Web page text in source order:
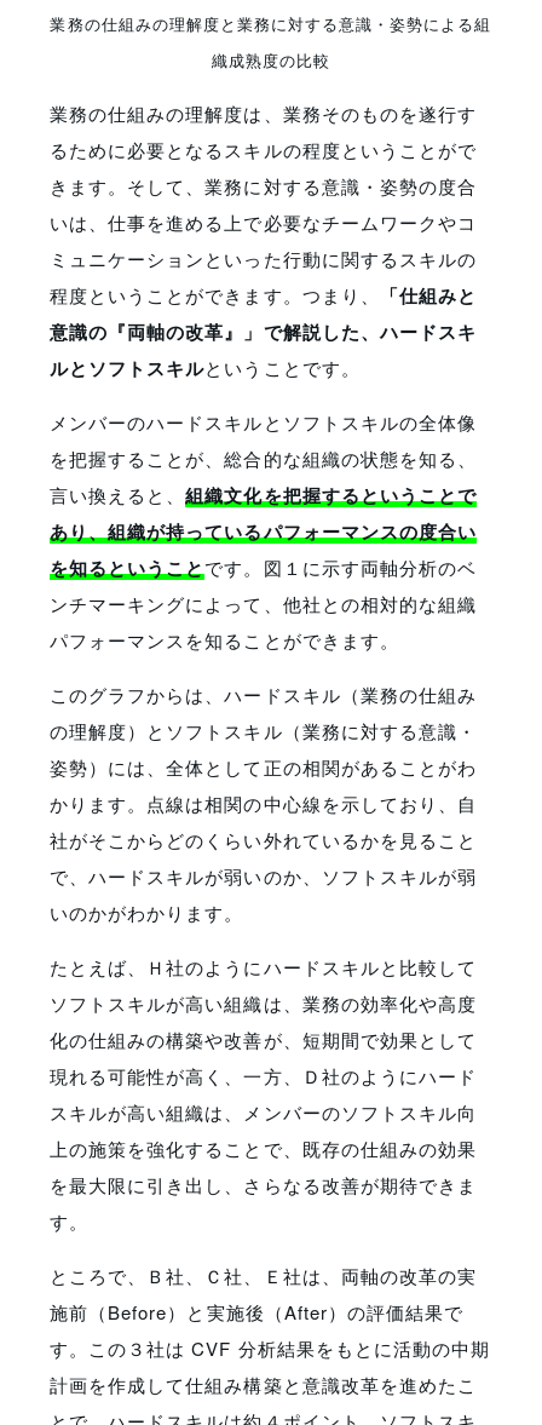
業務の仕組みの理解度と業務に対する意識・姿勢による組
織成熟度の比較
業務の仕組みの理解度は、業務そのものを遂行す
るために必要となるスキルの程度ということがで
きます。そして、業務に対する意識・姿勢の度合
いは、仕事を進める上で必要なチームワークやコ
ミュニケーションといった行動に関するスキルの
程度ということができます。つまり、
「仕組みと
意識の『両軸の改革』」で解説した、ハードスキ
ルとソフトスキルということです。
メンバーのハードスキルとソフトスキルの全体像
を把握することが、総合的な組織の状態を知る、
言い換えると、組織文化を把握するということで
あり、組織が持っているパフォーマンスの度合い
を知るということです。図１に示す両軸分析のベ
ンチマーキングによって、他社との相対的な組織
パフォーマンスを知ることができます。
このグラフからは、ハードスキル（業務の仕組み
の理解度）とソフトスキル（業務に対する意識・
姿勢）には、全体として正の相関があることがわ
かります。点線は相関の中心線を示しており、自
社がそこからどのくらい外れているかを見ること
で、ハードスキルが弱いのか、ソフトスキルが弱
いのかがわかります。
たとえば、Ｈ社のようにハードスキルと比較して
ソフトスキルが高い組織は、業務の効率化や高度
化の仕組みの構築や改善が、短期間で効果として
現れる可能性が高く、一方、Ｄ社のようにハード
スキルが高い組織は、メンバーのソフトスキル向
上の施策を強化することで、既存の仕組みの効果
を最大限に引き出し、さらなる改善が期待できま
す。
ところで、Ｂ社、Ｃ社、Ｅ社は、両軸の改革の実
施前（Before）と実施後（After）の評価結果で
す。この３社は CVF 分析結果をもとに活動の中期
計画を作成して仕組み構築と意識改革を進めたこ